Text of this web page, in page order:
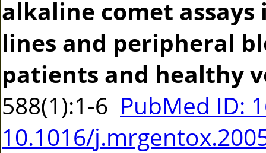
alkaline comet
lines and peripheral
patients and healthy
588(1):1-6 PubMed ID:
10.1016/